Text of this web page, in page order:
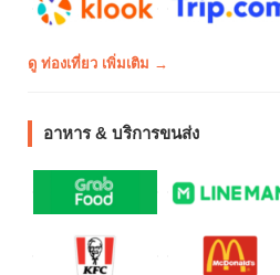
ดู ท่องเที่ยว เพิ่มเติม →
อาหาร & บริการขนส่ง